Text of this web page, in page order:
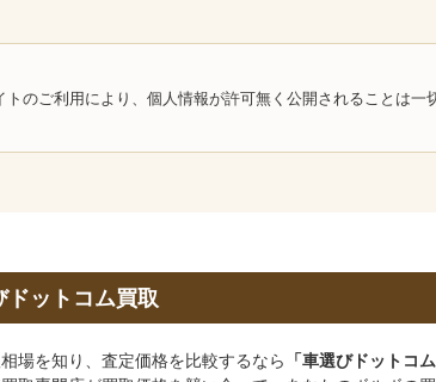
ットコム買取
場を知り、査定価格を比較するなら 「車選びドットコ
トのご利用により、個人情報が許可無く公開されることは一